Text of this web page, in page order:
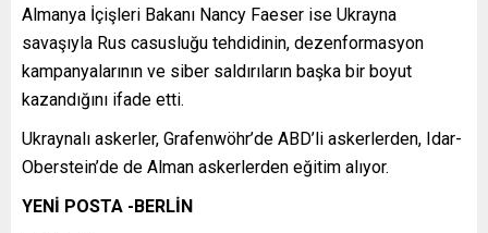
Almanya İçişleri Bakanı Nancy Faeser ise Ukrayna
savaşıyla Rus casusluğu tehdidinin, dezenformasyon
kampanyalarının ve siber saldırıların başka bir boyut
kazandığını ifade etti.
Ukraynalı askerler, Grafenwöhr’de ABD’li askerlerden, Idar-
Oberstein’de de Alman askerlerden eğitim alıyor.
YENİ POSTA -BERLİN